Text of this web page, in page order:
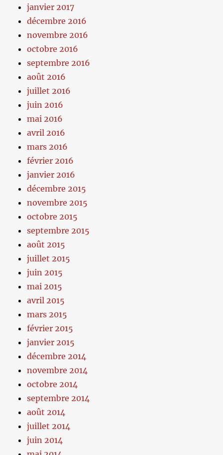
janvier 2017
décembre 2016
novembre 2016
octobre 2016
septembre 2016
août 2016
juillet 2016
juin 2016
mai 2016
avril 2016
mars 2016
février 2016
janvier 2016
décembre 2015
novembre 2015
octobre 2015
septembre 2015
août 2015
juillet 2015
juin 2015
mai 2015
avril 2015
mars 2015
février 2015
janvier 2015
décembre 2014
novembre 2014
octobre 2014
septembre 2014
août 2014
juillet 2014
juin 2014